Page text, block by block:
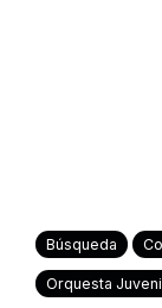
Búsqueda
Orquesta